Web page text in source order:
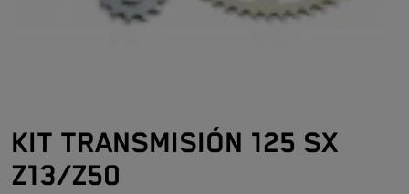
KIT TRANSMISIÓN 125 SX
Z13/Z50